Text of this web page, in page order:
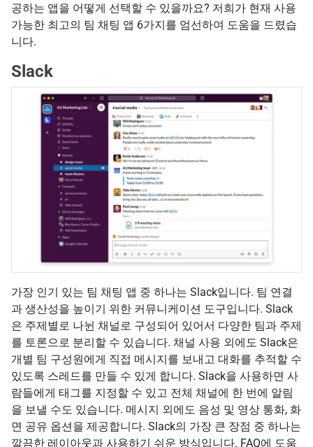
공하는 앱을 어떻게 선택할 수 있을까요? 저희가 현재 사용
가능한 최고의 팀 채팅 앱 6가지를 엄선하여 도움을 드렸습
니다.
Slack
가장 인기 있는 팀 채팅 앱 중 하나는 Slack입니다. 팀 연결
과 생산성을 높이기 위한 커뮤니케이션 도구입니다. Slack
은 주제별로 나뉜 채널로 구성되어 있어서 다양한 팀과 주제
를 토론으로 분리할 수 있습니다. 채널 사용 외에도 Slack은
개별 팀 구성원에게 직접 메시지를 보내고 대화를 추적할 수
있도록 스레드를 만들 수 있게 합니다. Slack을 사용하면 사
람들에게 태그를 지정할 수 있고 전체 채널에 한 번에 알림
을 보낼 수도 있습니다. 메시지 외에도 음성 및 영상 통화, 화
면 공유 옵션을 제공합니다. Slack의 가장 큰 장점 중 하나는
깔끔한 레이아웃과 사용하기 쉬운 방식입니다. FAQ에 도움